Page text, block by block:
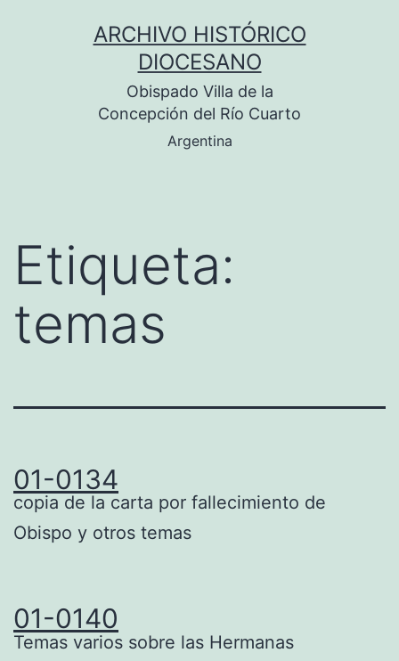
ARCHIVO HISTÓRICO
DIOCESANO
Obispado Villa de la
Concepción del Río Cuarto
Argentina
Etiqueta:
temas
01-0134
copia de la carta por fallecimiento de
Obispo y otros temas
01-0140
Temas varios sobre las Hermanas